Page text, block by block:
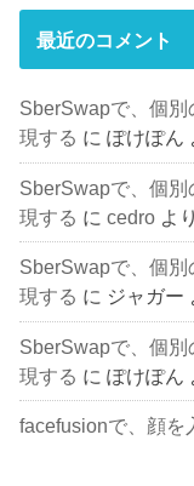
最近のコメント
SberSwapで、個
現する にぽけぽん
SberSwapで、個
現する にcedro より
SberSwapで、個
現する に ジャガー
SberSwapで、個
現する にぽけぽん
facefusionで、顔を